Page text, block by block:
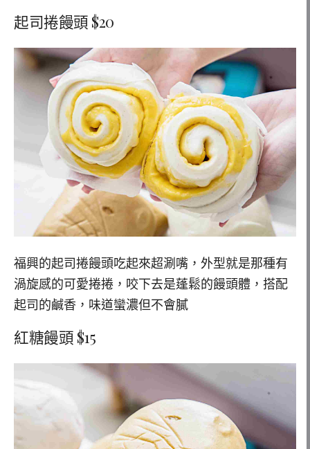
起司捲饅頭 $20
福興的起司捲饅頭吃起來超涮嘴，外型就是那種有
渦旋感的可愛捲捲，咬下去是蓬鬆的饅頭體，搭配
起司的鹹香，味道蠻濃但不會膩
紅糖饅頭 $15